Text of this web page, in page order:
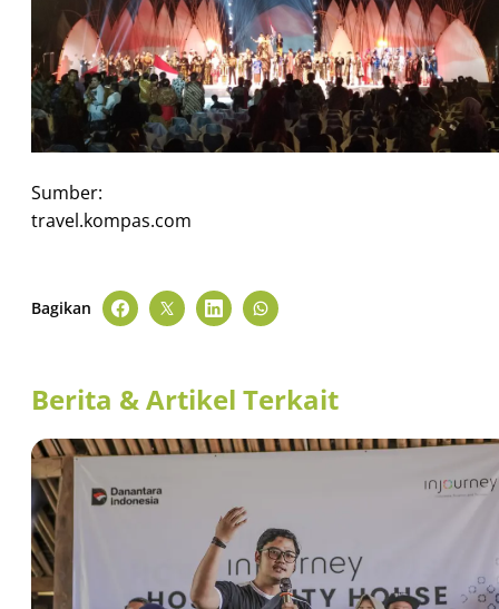
Sumber:
travel.kompas.com
Bagikan
Berita & Artikel Terkait